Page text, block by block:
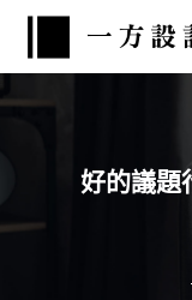
好的議題